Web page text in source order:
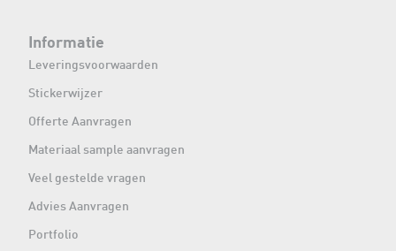
Informatie
Leveringsvoorwaarden
Stickerwijzer
Offerte Aanvragen
Materiaal sample aanvragen
Veel gestelde vragen
Advies Aanvragen
Portfolio